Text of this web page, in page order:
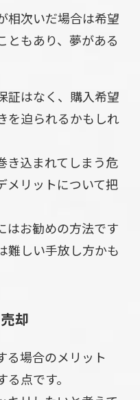
相次いだ場合は希望
ともあり、夢がある
証はなく、購入希望
を迫られるかもしれ
き込まれてしまう危
メリットについて把
はお勧めの方法です
難しい手放し方かも
却
る場合のメリット
点です。